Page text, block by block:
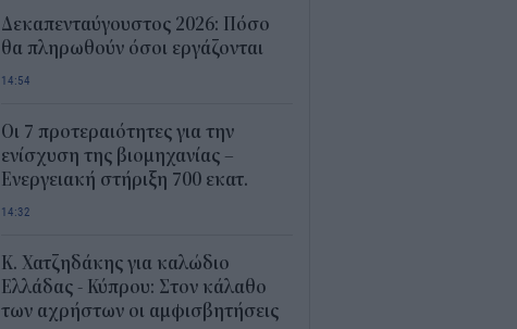
Δεκαπενταύγουστος 2026: Πόσο
θα πληρωθούν όσοι εργάζονται
14:54
Οι 7 προτεραιότητες για την
ενίσχυση της βιομηχανίας –
Ενεργειακή στήριξη 700 εκατ.
14:32
Κ. Χατζηδάκης για καλώδιο
Ελλάδας - Κύπρου: Στον κάλαθο
των αχρήστων οι αμφισβητήσεις